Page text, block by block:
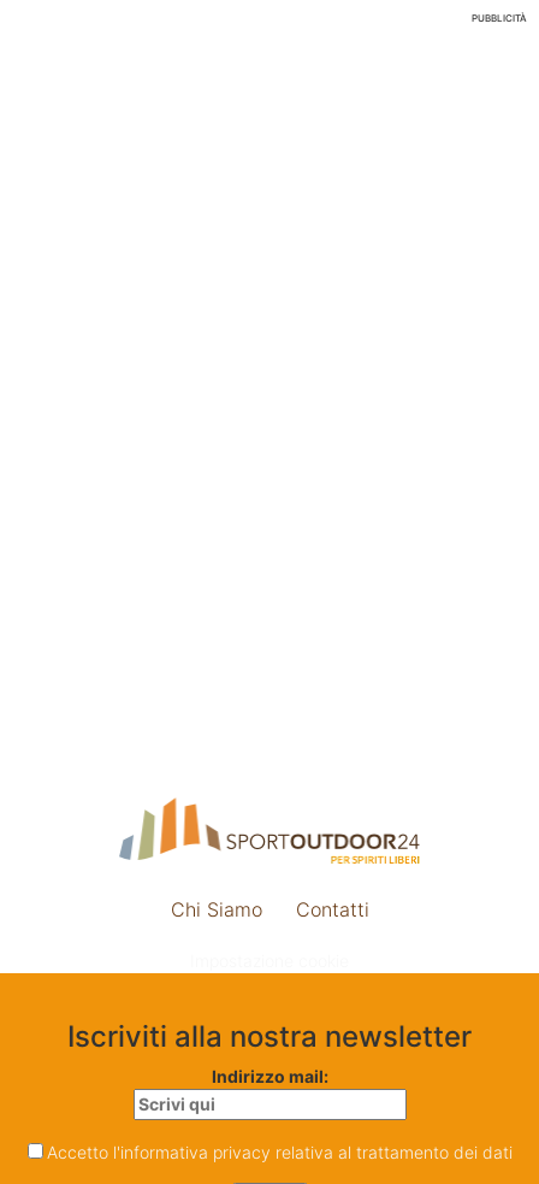
PUBBLICITÀ
Chi Siamo Contatti
Iscriviti alla nostra newsletter
Indirizzo mail:
Accetto l'informativa privacy relativa al trattamento dei dati